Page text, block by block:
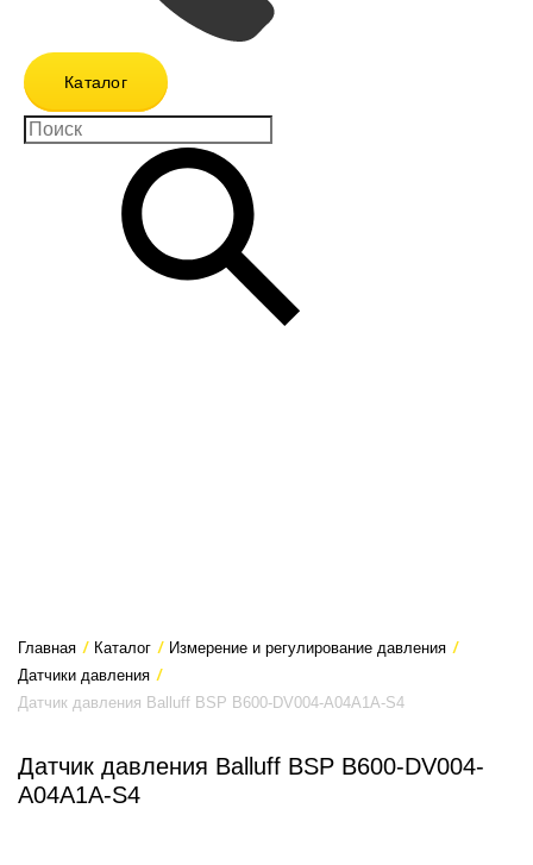
Каталог
Главная / Каталог / Измерение и регулирование давления /
Датчики давления /
Датчик давления Balluff BSP B600-DV004-A04A1A-S4
Датчик давления Balluff BSP B600-DV004-
A04A1A-S4